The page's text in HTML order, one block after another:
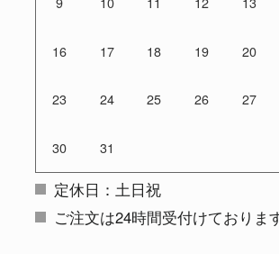
16 17 18 19 20
23 24 25 26 27
30 31
定休日：土日祝
ご注文は24時間受付けておりま